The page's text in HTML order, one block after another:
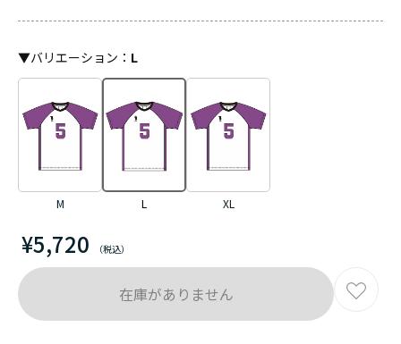
¥5,720
▼バリエーション ： L
M L XL
在庫がありません